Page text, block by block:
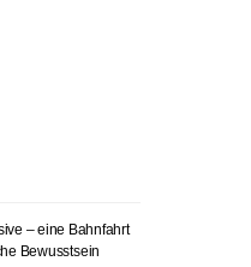
– eine Bahnfahrt
Bewusstsein